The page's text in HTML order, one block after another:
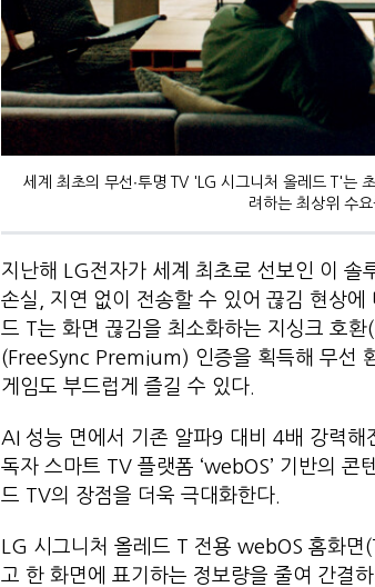
세계 최초의 무선∙투명 TV 'LG 시그니처 올레드 T'는
려하는 최상위 수
지난해 LG전자가 세계 최초로 선보인 이
손실, 지연 없이 전송할 수 있어 끊김 현상
드 T는 화면 끊김을 최소화하는 지싱크 호
(FreeSync Premium) 인증을 획득해 무선
게임도 부드럽게 즐길 수 있다.
AI 성능 면에서 기존 알파9 대비 4배 강력해
독자 스마트 TV 플랫폼 ‘webOS’ 기반의
드 TV의 장점을 더욱 극대화한다.
LG 시그니처 올레드 T 전용 webOS 홈화
고 한 화면에 표기하는 정보량을 줄여 간결